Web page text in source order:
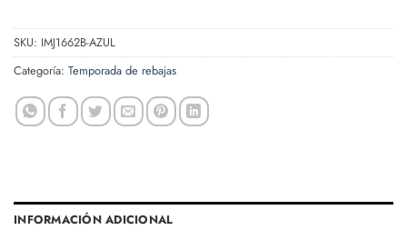
SKU: IMJ1662B-AZUL
Categoría: Temporada de rebajas
INFORMACIÓN ADICIONAL